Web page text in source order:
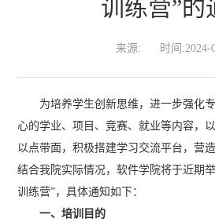
训练营”的
来源: 时间:2024-
为培养学生创新思维，进一步强化
心的学业、项目、竞赛、就业等内容，以
以点带面，积极搭建学习交流平台，营
结合我院实际情况，软件学院将于近期
训练营”，具体通知如下：
一、培训目的